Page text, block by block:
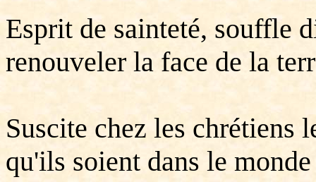
Esprit de sainteté, souffle
renouveler la face de la
Suscite chez les chrétiens
qu'ils soient dans le